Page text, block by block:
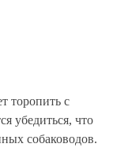
торопить с
убедиться, что
собаководов.